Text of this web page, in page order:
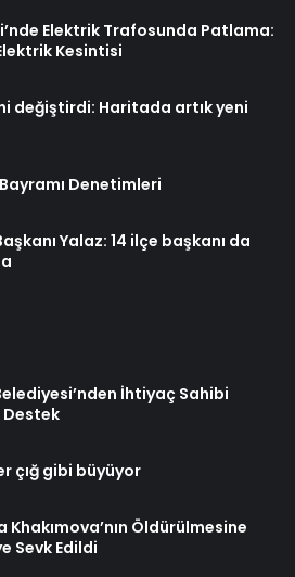
Elektrik Trafosunda Patlama:
Kesintisi
değiştirdi: Haritada artık yeni
Denetimleri
Yalaz: 14 ilçe başkanı da
İhtiyaç Sahibi
Destek
çığ gibi büyüyor
Öldürülmesine
Sevk Edildi